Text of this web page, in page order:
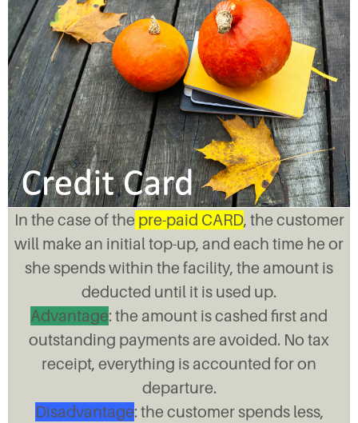
In the case of the pre-paid CARD, the customer
will make an initial top-up, and each time he or
she spends within the facility, the amount is
deducted until it is used up.
Advantage: the amount is cashed first and
outstanding payments are avoided. No tax
receipt, everything is accounted for on
departure.
Disadvantage: the customer spends less,